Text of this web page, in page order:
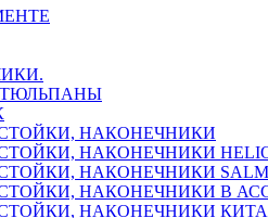
НАКОНЕЧНИКИ
НАКОНЕЧНИКИ
НАКОНЕЧНИКИ
НАКОНЕЧНИКИ В
НАКОНЕЧНИКИ